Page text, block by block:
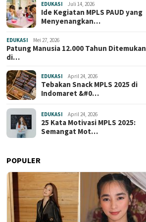
EDUKASI Juli 14, 2026
Ide Kegiatan MPLS PAUD yang
Menyenangkan…
EDUKASI Mei 27, 2026
Patung Manusia 12.000 Tahun Ditemukan
di…
EDUKASI April 24, 2026
Tebakan Snack MPLS 2025 di
Indomaret &#0…
EDUKASI April 24, 2026
25 Kata Motivasi MPLS 2025:
Semangat Mot…
POPULER